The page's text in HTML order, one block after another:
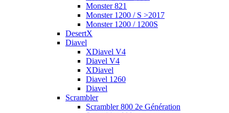
Monster 821
Monster 1200 / S >2017
Monster 1200 / 1200S
DesertX
Diavel
XDiavel V4
Diavel V4
XDiavel
Diavel 1260
Diavel
Scrambler
Scrambler 800 2e Génération